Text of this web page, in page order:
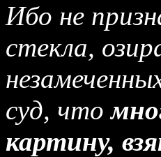
Ибо не
стекла,
суд, что
картину,